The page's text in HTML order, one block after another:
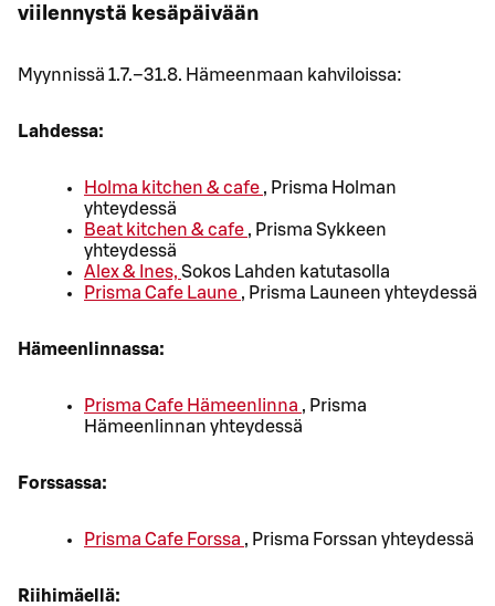
viilennystä kesäpäivään
Myynnissä 1.7.–31.8. Hämeenmaan kahviloissa:
Lahdessa:
Holma kitchen & cafe , Prisma Holman
yhteydessä
Beat kitchen & cafe , Prisma Sykkeen
yhteydessä
Alex & Ines, Sokos Lahden katutasolla
Prisma Cafe Laune , Prisma Launeen yhteydessä
Hämeenlinnassa:
Prisma Cafe Hämeenlinna , Prisma
Hämeenlinnan yhteydessä
Forssassa:
Prisma Cafe Forssa , Prisma Forssan yhteydessä
Riihimäellä: